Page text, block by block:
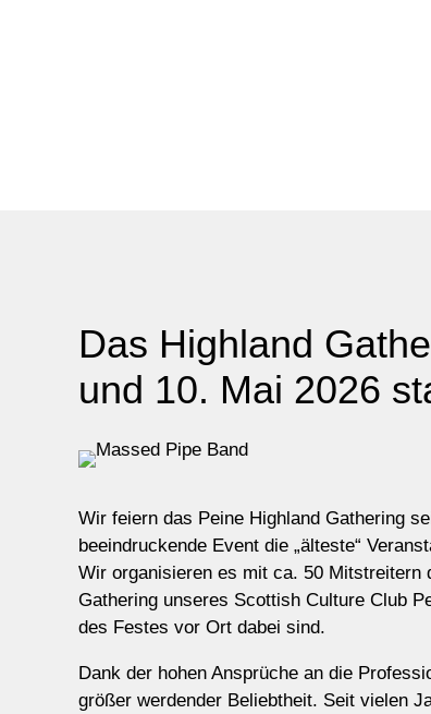
Das Highland
und 10. Mai 2026
Wir feiern das Peine Highland Gathering
beeindruckende Event die „älteste“
Wir organisieren es mit ca. 50 Mitstreitern
Gathering unseres Scottish Culture Club
des Festes vor Ort dabei sind.
Dank der hohen Ansprüche an die
größer werdender Beliebtheit. Seit vielen